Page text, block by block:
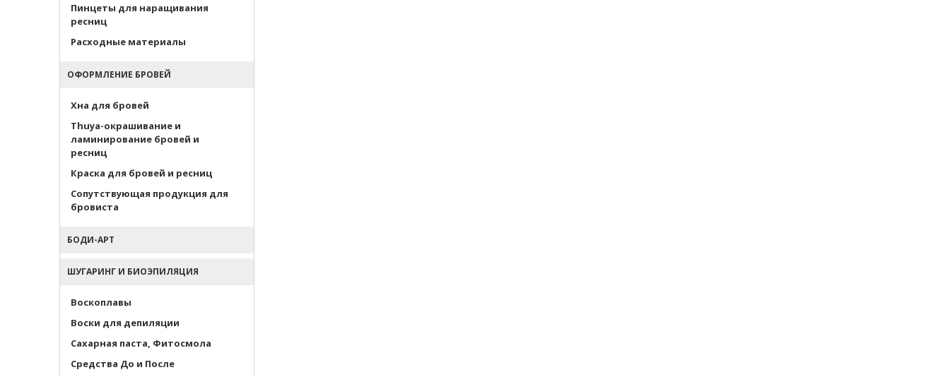
Пинцеты для наращивания
ресниц
Расходные материалы
ОФОРМЛЕНИЕ БРОВЕЙ
Хна для бровей
Thuya-окрашивание и
ламинирование бровей и
ресниц
Краска для бровей и ресниц
Сопутствующая продукция для
бровиста
БОДИ-АРТ
ШУГАРИНГ И БИОЭПИЛЯЦИЯ
Воскоплавы
Воски для депиляции
Сахарная паста, Фитосмола
Средства До и После